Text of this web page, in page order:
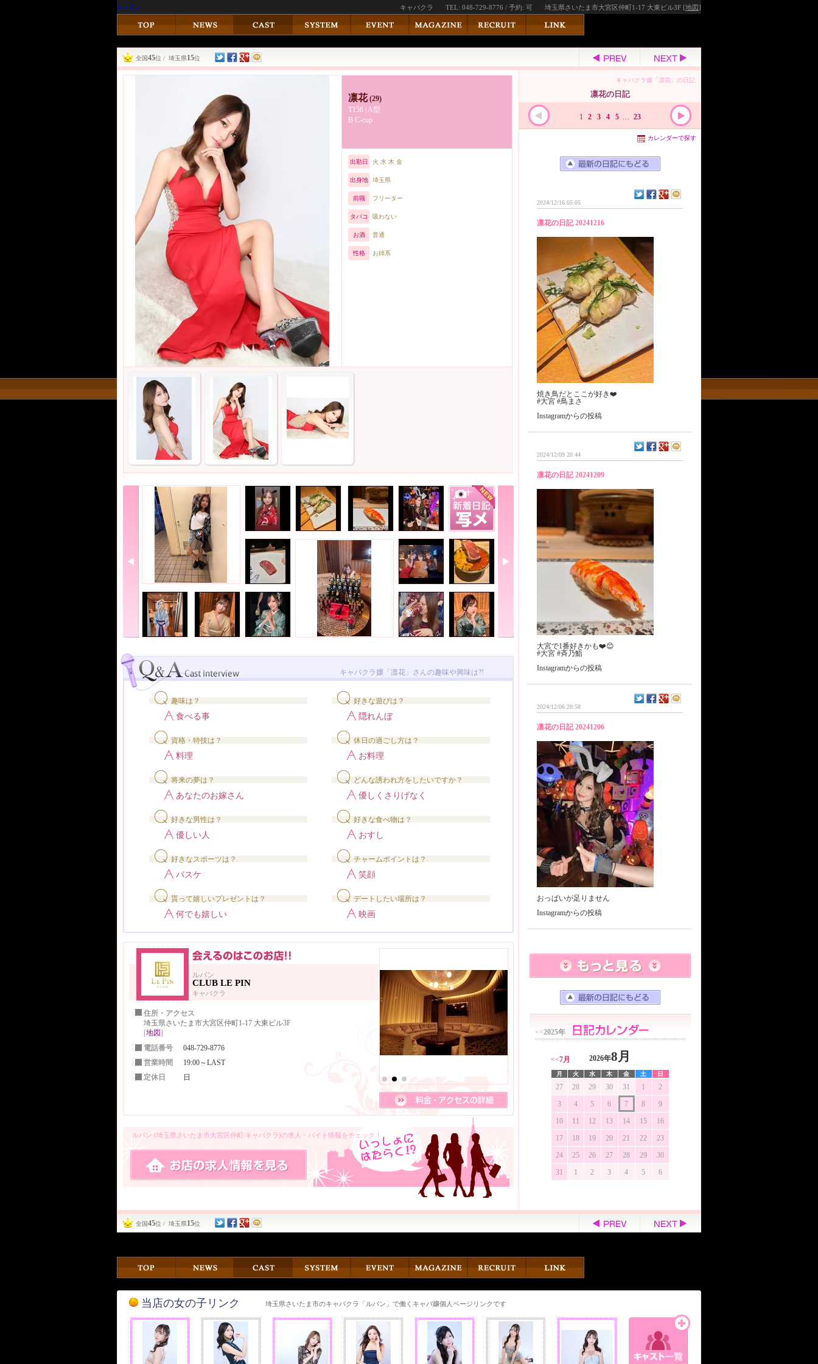
ルパン キャバクラ TEL: 048-729-8776 / 予約: 可 埼玉県さいたま市大宮区仲町1-17 大東ビル3F [地図]
全国45位 / 埼玉県15位
凛花(29)
T156 | A型
B C-cup
出勤日 火 水 木 金
出身地 埼玉県
前職 フリーター
タバコ 吸わない
お酒 普通
性格 お姉系
キャバクラ嬢「凛花」さんの趣味や興味は?!
趣味は？
食べる事
好きな遊びは？
隠れんぼ
資格・特技は？
料理
休日の過ごし方は？
お料理
将来の夢は？
あなたのお嫁さん
どんな誘われ方をしたいですか？
優しくさりげなく
好きな男性は？
優しい人
好きな食べ物は？
おすし
好きなスポーツは？
バスケ
チャームポイントは？
笑顔
貰って嬉しいプレゼントは？
何でも嬉しい
デートしたい場所は？
映画
ルパン
CLUB LE PIN
キャバクラ
住所・アクセス
埼玉県さいたま市大宮区仲町1-17 大東ビル3F
[地図]
電話番号
048-729-8776
営業時間
19:00～LAST
定休日
日
ルパン (埼玉県さいたま市大宮区仲町/キャバクラ)の求人・バイト情報をチェック！
凛花の日記
キャバクラ嬢「凛花」の日記
1 2 3 4 5 … 23
カレンダーで探す
2024/12/16 05:05
凛花の日記 20241216
焼き鳥だとここが好き❤️
#大宮 #鳥まさ
Instagramからの投稿
2024/12/09 20:44
凛花の日記 20241209
大宮で1番好きかも❤️😊
#大宮 #斉乃鮨
Instagramからの投稿
2024/12/06 20:58
凛花の日記 20241206
おっぱいが足りません
Instagramからの投稿
<<2025年
2026年8月
<<7月
月 火 水 木 金 土 日
27 28 29 30 31 1
2
3
4 5 6 7 8
9
10
11 12 13 14 15
16
17
18 19 20 21 22
23
24
25 26 27 28 29
30
31
1 2 3 4 5 6
全国45位 / 埼玉県15位
当店の女の子リンク 埼玉県さいたま市のキャバクラ「ルパン」で働くキャバ嬢個人ページリンクです